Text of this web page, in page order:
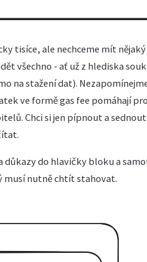
tisíce, ale nechceme mít
všechno - ať už z hlediska
na stažení dat).
ve formě gas fee pomáhají
Chci si jen pípnout a sednout
do hlavičky bloku a
musí nutně chtít stahovat.